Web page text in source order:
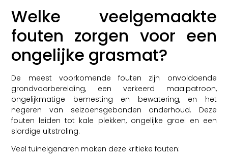
Welke veelgemaakte
fouten zorgen voor een
ongelijke grasmat?
De meest voorkomende fouten zijn onvoldoende
grondvoorbereiding, een verkeerd maaipatroon,
ongelijkmatige bemesting en bewatering, en het
negeren van seizoensgebonden onderhoud. Deze
fouten leiden tot kale plekken, ongelijke groei en een
slordige uitstraling.
Veel tuineigenaren maken deze kritieke fouten: